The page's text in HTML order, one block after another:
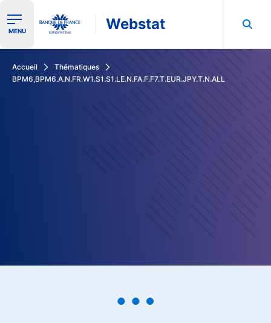
Ouvrir le menu de navigation
MENU Webstat
Accueil
Thématiques
BPM6,BPM6.A.N.FR.W1.S1.S1.LE.N.FA.F.F7.T.EUR.JPY.T.N.ALL